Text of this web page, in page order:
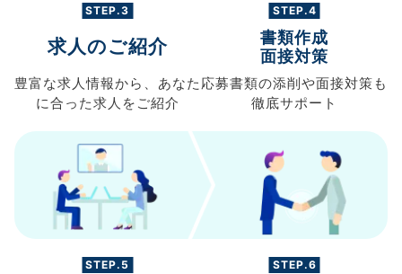
STEP.3
求人のご紹介
豊富な求人情報から、 あなた
に合った求人を ご紹介
STEP.4
書類作成
面接対策
応募書類の添削や面接対策も
徹底サポート
STEP.5 STEP.6